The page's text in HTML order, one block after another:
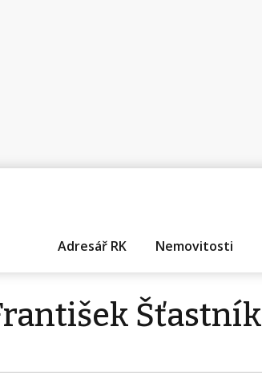
Adresář RK Nemovitosti
Šťastník